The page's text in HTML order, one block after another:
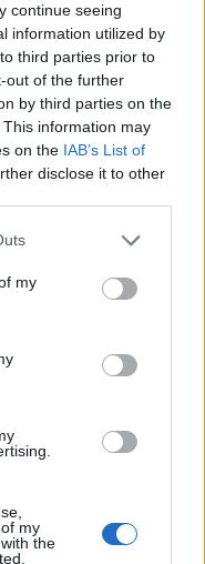
continue seeing
information utilized by
third parties prior to
out of the further
by third parties on the
This information may
on the IAB’s List of
disclose it to other
my
my
the